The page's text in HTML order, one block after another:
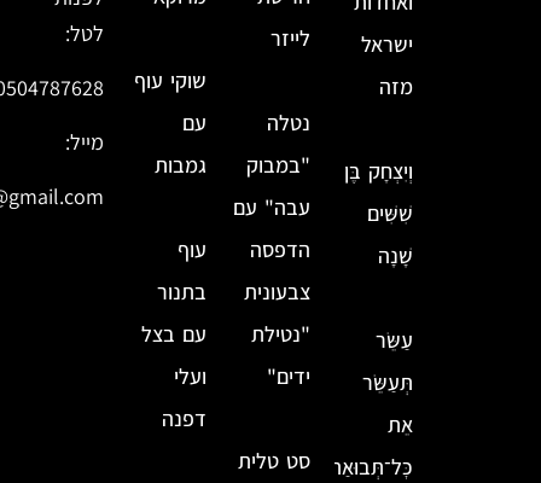
ישראל
מזה
וְיִצְחָק בֶּן
שִׁשִּׁים
שָׁנָה
עַשֵּׂר
תְּעַשֵּׂר
אֵת
כׇּל־תְּבוּאַת
לייזר
נטלה
"במבוק
עבה" עם
הדפסה
צבעונית
"נטילת
ידים"
סט טלית
שוקי עוף
עם
גמבות
עוף
בתנור
עם בצל
ועלי
דפנה
לטל:
מייל: